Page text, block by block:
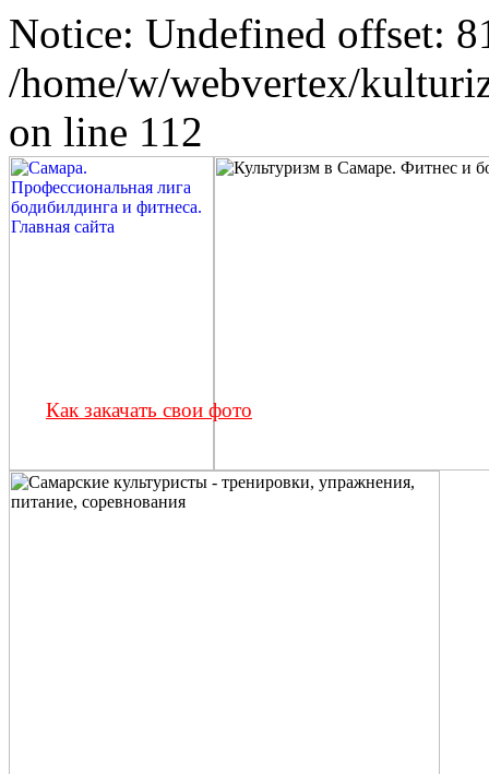
Notice: Undefined offset:
/home/w/webvertex/
on line 112
Как закачать свои фото